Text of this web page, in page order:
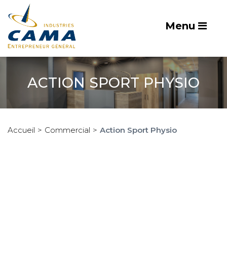
Menu
ACTION SPORT PHYSIO
Accueil Commercial Action Sport Physio